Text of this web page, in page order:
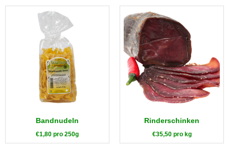
Bandnudeln
€1,80 pro 250g
Rinderschinken
€35,50pro kg